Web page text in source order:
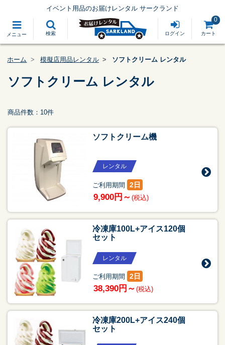
メニュー 検索
イベント用品のお届けレンタル サークランド
ログイン カート
0
ホーム 模擬店用品レンタル ソフトクリーム レンタル
ソフトクリーム レンタル
商品件数：10件
ソフトクリーム機
レンタル
ご利用期間 2日
9,900円～ (税込)
冷凍庫100L+アイス120個
セット
レンタル
ご利用期間 2日
38,390円～ (税込)
冷凍庫200L+アイス240個
セット